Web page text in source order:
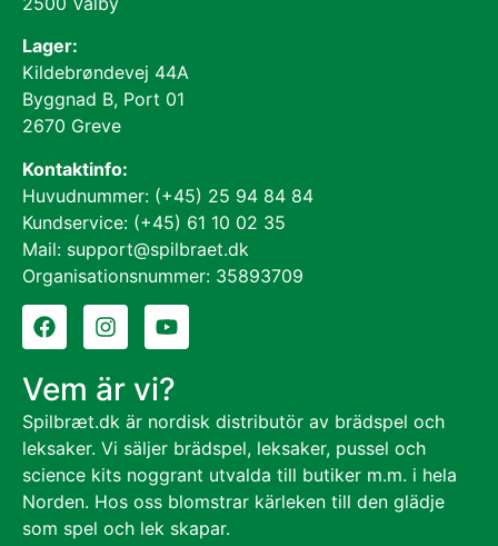
Lager:
Kildebrøndevej 44A
Byggnad B, Port 01
2670 Greve
Kontaktinfo:
Huvudnummer: (+45) 25 94 84 84
Kundservice: (+45) 61 10 02 35
Mail: support@spilbraet.dk
Organisationsnummer: 35893709
Vem är vi?
Spilbræt.dk är nordisk distributör av brädspel och
leksaker. Vi säljer brädspel, leksaker, pussel och
science kits noggrant utvalda till butiker m.m. i hela
Norden. Hos oss blomstrar kärleken till den glädje
som spel och lek skapar.